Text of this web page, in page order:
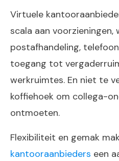
Virtuele
scala aan voorzieningen,
postafhandeling,
toegang tot
werkruimtes. En niet te
koffiehoek om collega-
ontmoeten.
Flexibiliteit en gemak
kantooraanbieders een